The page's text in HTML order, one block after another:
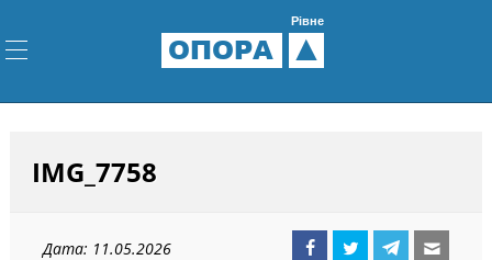
ОПОРА
Рівне
IMG_7758
Дата: 11.05.2026